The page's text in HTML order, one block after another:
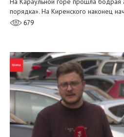
порядка». На Киренского наконец
679